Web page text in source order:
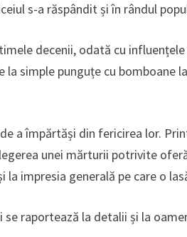
s-a răspândit și în rândul
decenii, odată cu
simple punguțe cu bomboane
a împărtăși din fericirea lor.
unei mărturii potrivite
impresia generală pe care o
raportează la detalii și la